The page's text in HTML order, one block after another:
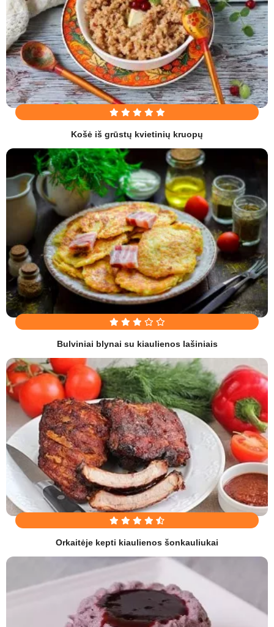
Košė iš grūstų kvietinių kruopų
Bulviniai blynai su kiaulienos lašiniais
Orkaitėje kepti kiaulienos šonkauliukai